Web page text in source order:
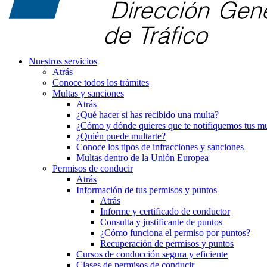
Nuestros servicios
Atrás
Conoce todos los trámites
Multas y sanciones
Atrás
¿Qué hacer si has recibido una multa?
¿Cómo y dónde quieres que te notifiquemos tus
¿Quién puede multarte?
Conoce los tipos de infracciones y sanciones
Multas dentro de la Unión Europea
Permisos de conducir
Atrás
Información de tus permisos y puntos
Atrás
Informe y certificado de conductor
Consulta y justificante de puntos
¿Cómo funciona el permiso por puntos?
Recuperación de permisos y puntos
Cursos de conducción segura y eficiente